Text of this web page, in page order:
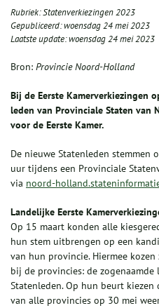
Rubriek:Statenverkiezingen 2023
Gepubliceerd:woensdag 24 mei 2023
Laatste update:woensdag 24 mei 2023
Bron: Provincie Noord-Holland
Bij de Eerste Kamerverkiezingen
leden van Provinciale Staten van
voor de Eerste Kamer.
De nieuwe Statenleden stemmen
uur tijdens een Provinciale
via noord-
Landelijke Eerste
Op 15 maart konden alle
hun stem uitbrengen op een
van hun provincie. Hiermee
bij de provincies: de
Statenleden. Op hun beurt kiezen
van alle provincies op 30 mei